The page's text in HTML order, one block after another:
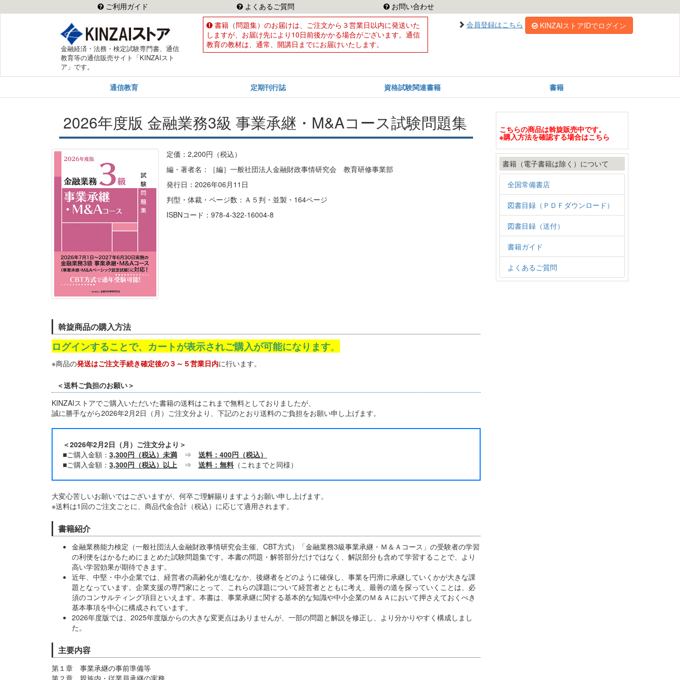
ご利用ガイド よくあるご質問 お問い合わせ
金融経済・法務・検定試験専門書、通信
教育等の通信販売サイト「KINZAIスト
ア」です。
書籍（問題集）のお届けは、ご注文から３営業日以内に発送いた
しますが、お届け先により10日前後かかる場合がございます。通信
教育の教材は、通常、開講日までにお届けいたします。
会員登録はこちら KINZAIストアIDでログイン
通信教育 定期刊行誌 資格試験関連書籍 書籍
2026年度版 金融業務3級 事業承継・M&Aコース試験問題集
定価：2,200円（税込）
編・著者名：［編］一般社団法人金融財政事情研究会 教育研修事業部
発行日：2026年06月11日
判型・体裁・ページ数：Ａ５判・並製・164ページ
ISBNコード：978-4-322-16004-8
斡旋商品の購入方法
ログインすることで、カートが表示されご購入が可能になります。
※商品の発送はご注文手続き確定後の３～５営業日内に行います。
＜送料ご負担のお願い＞
KINZAIストアでご購入いただいた書籍の送料はこれまで無料としておりましたが、
誠に勝手ながら2026年2月2日（月）ご注文分より、下記のとおり送料のご負担をお願い申し上げます。
＜2026年2月2日（月）ご注文分より＞
■ご購入金額： 3,300円（税込）未満 ⇒ 送料：400円（税込）
■ご購入金額： 3,300円（税込）以上 ⇒ 送料：無料 （これまでと同様）
大変心苦しいお願いではございますが、何卒ご理解賜りますようお願い申し上げます。
※送料は1回のご注文ごとに、商品代金合計（税込）に応じて適用されます。
書籍紹介
金融業務能力検定（一般社団法人金融財政事情研究会主催、CBT方式）「金融業務3級事業承継・Ｍ＆Ａコース」の受験者の学習
の利便をはかるためにまとめた試験問題集です。本書の問題・解答部分だけではなく、解説部分も含めて学習することで、より
高い学習効果が期待できます。
近年、中堅・中小企業では、経営者の高齢化が進むなか、後継者をどのように確保し、事業を円滑に承継していくかが大きな課
題となっています。企業支援の専門家にとって、これらの課題について経営者とともに考え、最善の道を探っていくことは、必
須のコンサルティング項目といえます。本書は、事業承継に関する基本的な知識や中小企業のＭ＆Ａにおいて押さえておくべき
基本事項を中心に構成されています。
2026年度版では、2025年度版からの大きな変更点はありませんが、一部の問題と解説を修正し、より分かりやすく構成しまし
た。
主要内容
第１章 事業承継の事前準備等
第２章 親族内・従業員承継の実務
こちらの商品は斡旋販売中です。
※購入方法を確認する場合はこちら
書籍（電子書籍は除く）について
全国常備書店
図書目録（ＰＤＦダウンロード）
図書目録（送付）
書籍ガイド
よくあるご質問